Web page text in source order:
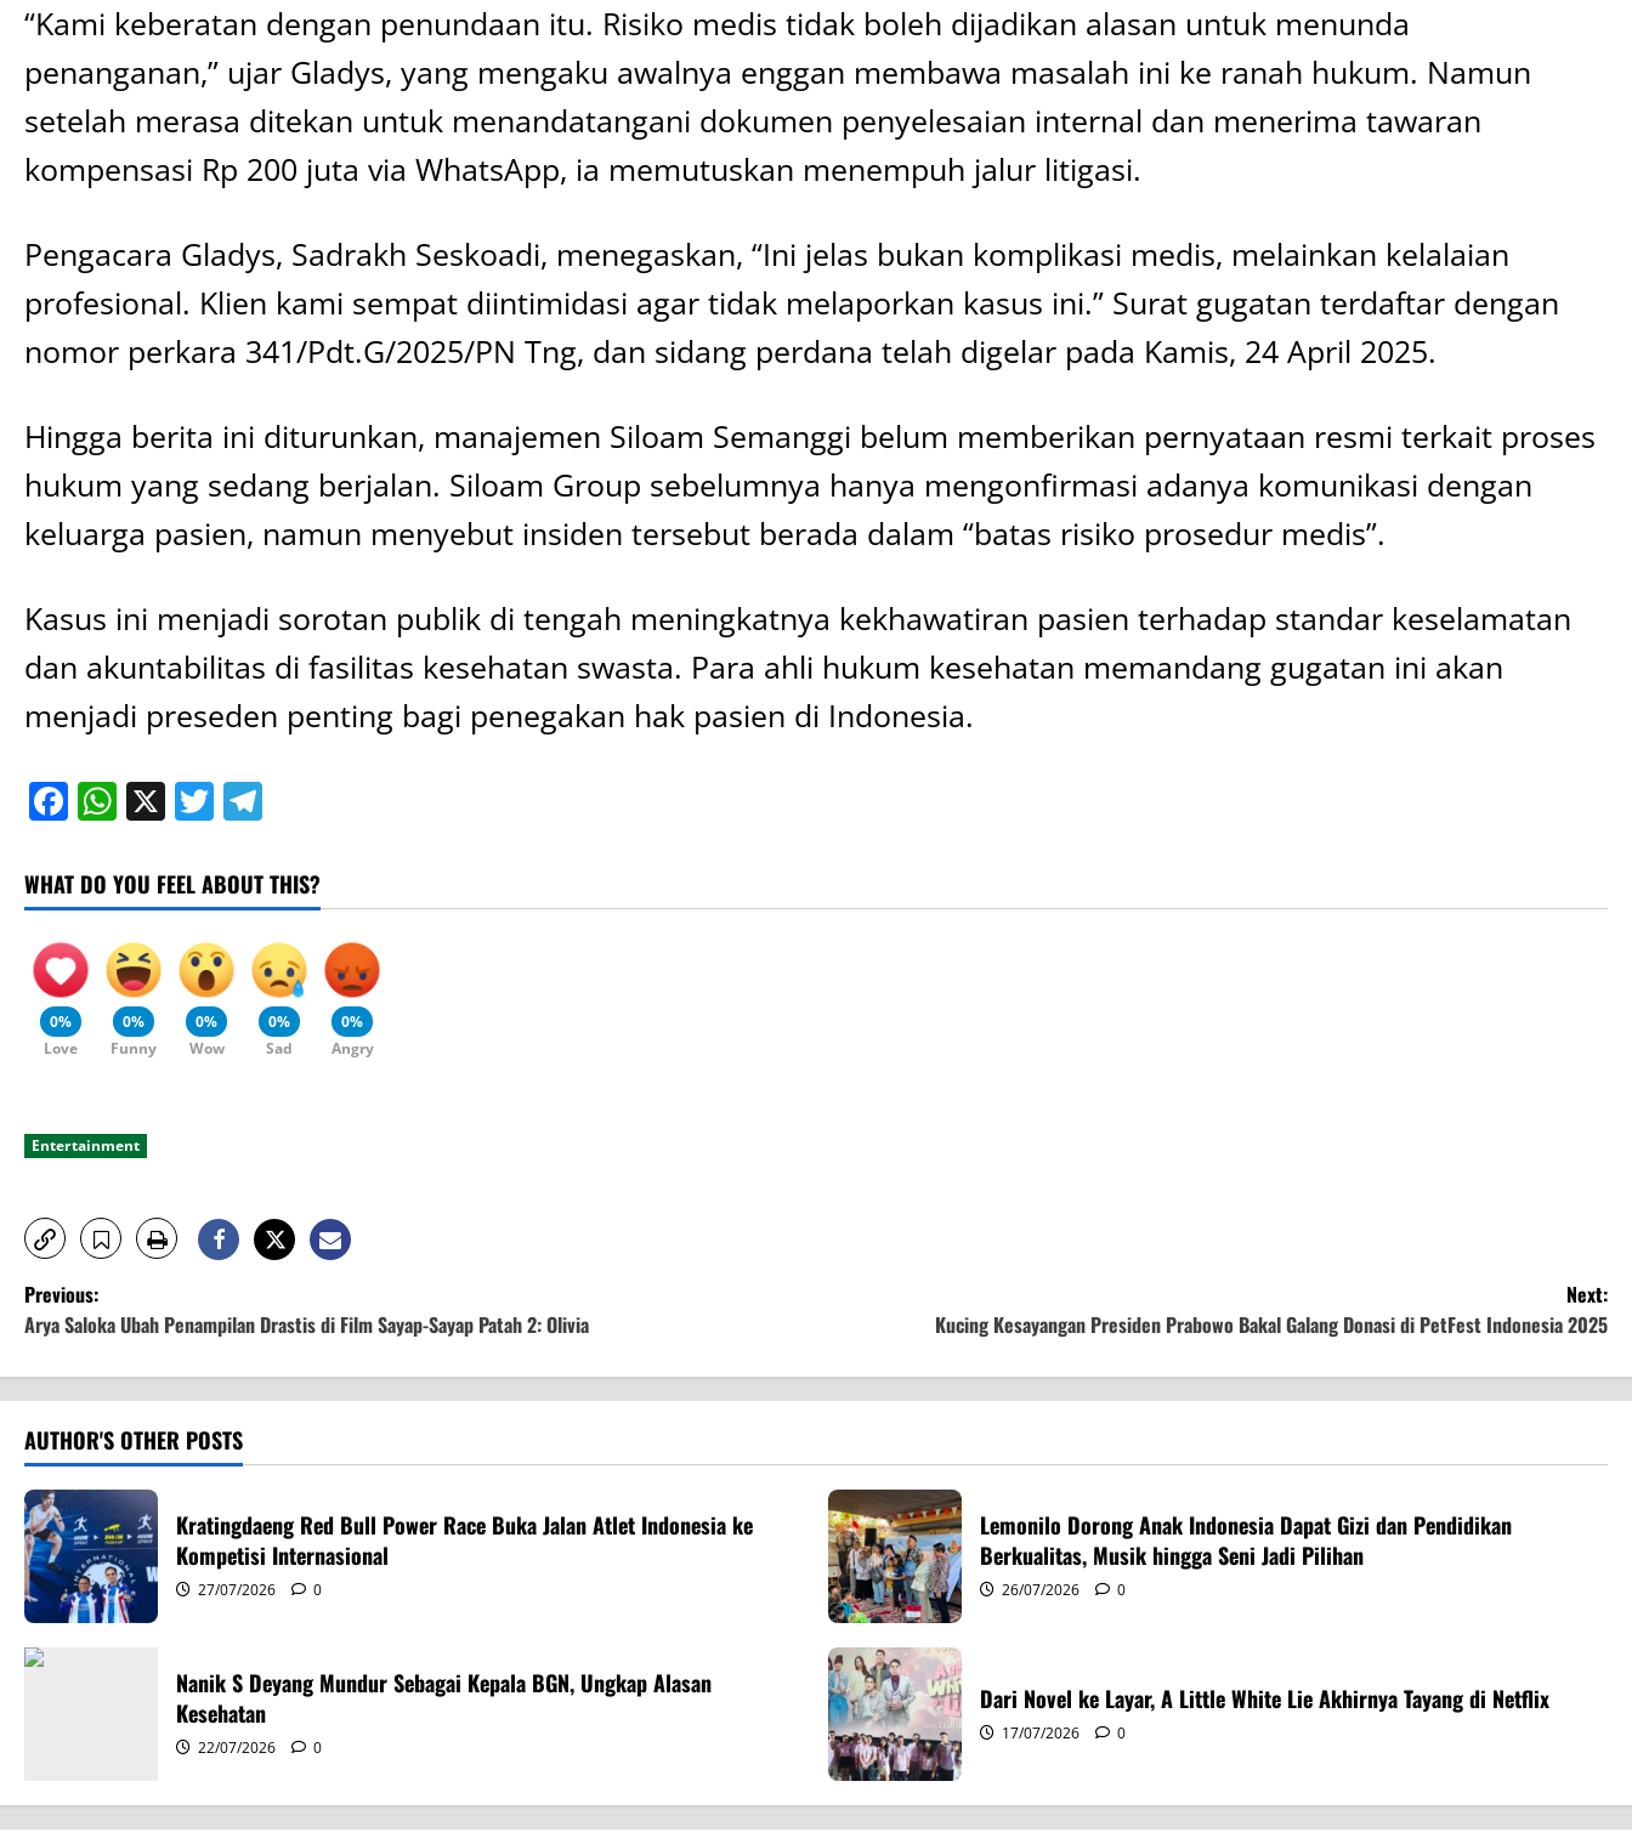
“Kami keberatan dengan penundaan itu. Risiko medis tidak boleh dijadikan alasan untuk menunda
penanganan,” ujar Gladys, yang mengaku awalnya enggan membawa masalah ini ke ranah hukum. Namun
setelah merasa ditekan untuk menandatangani dokumen penyelesaian internal dan menerima tawaran
kompensasi Rp 200 juta via WhatsApp, ia memutuskan menempuh jalur litigasi.
Pengacara Gladys, Sadrakh Seskoadi, menegaskan, “Ini jelas bukan komplikasi medis, melainkan kelalaian
profesional. Klien kami sempat diintimidasi agar tidak melaporkan kasus ini.” Surat gugatan terdaftar dengan
nomor perkara 341/Pdt.G/2025/PN Tng, dan sidang perdana telah digelar pada Kamis, 24 April 2025.
Hingga berita ini diturunkan, manajemen Siloam Semanggi belum memberikan pernyataan resmi terkait proses
hukum yang sedang berjalan. Siloam Group sebelumnya hanya mengonfirmasi adanya komunikasi dengan
keluarga pasien, namun menyebut insiden tersebut berada dalam “batas risiko prosedur medis”.
Kasus ini menjadi sorotan publik di tengah meningkatnya kekhawatiran pasien terhadap standar keselamatan
dan akuntabilitas di fasilitas kesehatan swasta. Para ahli hukum kesehatan memandang gugatan ini akan
menjadi preseden penting bagi penegakan hak pasien di Indonesia.
Facebook
WhatsApp
X Twitter
WHAT DO YOU FEEL ABOUT THIS?
0%
Love
0%
Funny
0%
Wow
0%
Sad
0%
Angry
Entertainment
P
s
t
n
a
v
i
t
Previous:
Arya Saloka Ubah Penampilan Drastis di Film Sayap-Sayap Patah 2: Olivia
Next:
Kucing Kesayangan Presiden Prabowo Bakal Galang Donasi di PetFest Indonesia 2025
AUTHOR'S OTHER POSTS
Kratingdaeng Red Bull Power Race Buka Jalan Atlet Indonesia ke
Kompetisi Internasional
27/07/2026 0
Lemonilo Dorong Anak Indonesia Dapat Gizi dan Pendidikan
Berkualitas, Musik hingga Seni Jadi Pilihan
26/07/2026 0
Nanik S Deyang Mundur Sebagai Kepala BGN, Ungkap Alasan
Kesehatan
22/07/2026 0
Dari Novel ke Layar, A Little White Lie Akhirnya Tayang di Netflix
17/07/2026 0